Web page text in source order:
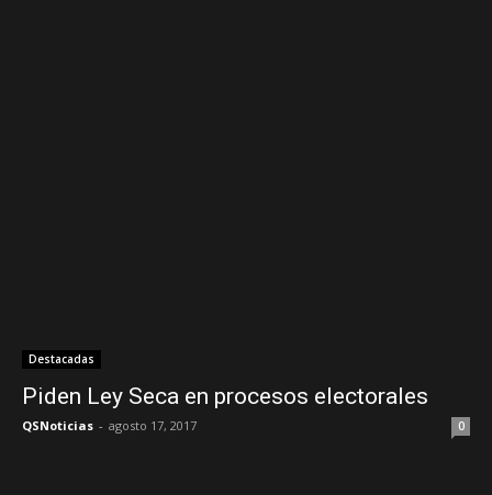
Destacadas
Piden Ley Seca en procesos electorales
QSNoticias - agosto 17, 2017 0